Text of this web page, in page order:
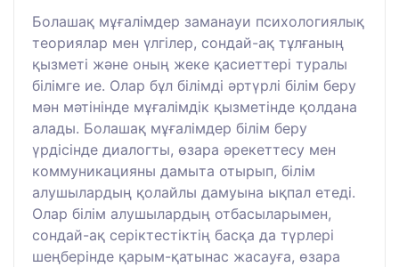
Болашақ мұғалімдер заманауи психологиялық
теориялар мен үлгілер, сондай-ақ тұлғаның
қызметі және оның жеке қасиеттері туралы
білімге ие. Олар бұл білімді әртүрлі білім беру
мән мәтінінде мұғалімдік қызметінде қолдана
алады. Болашақ мұғалімдер білім беру
үрдісінде диалогты, өзара әрекеттесу мен
коммуникацияны дамыта отырып, білім
алушылардың қолайлы дамуына ықпал етеді.
Олар білім алушылардың отбасыларымен,
сондай-ақ серіктестіктің басқа да түрлері
шеңберінде қарым-қатынас жасауға, өзара